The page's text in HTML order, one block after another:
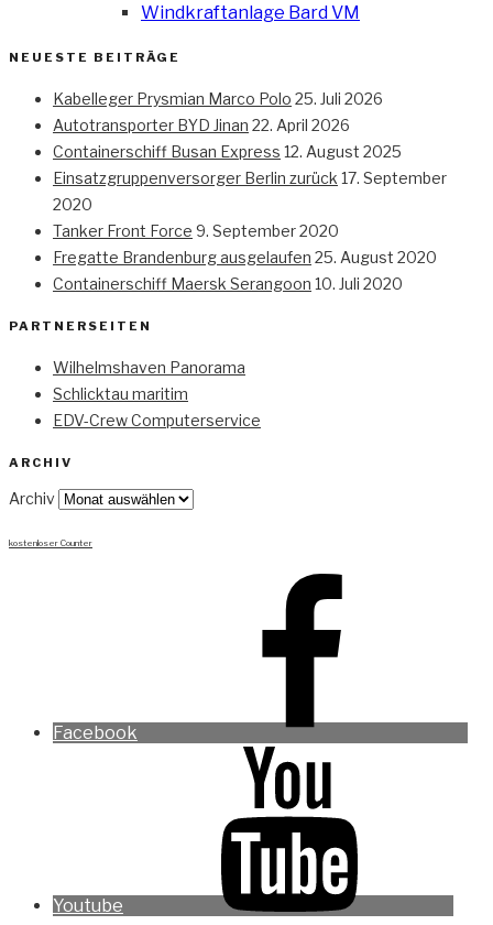
Windkraftanlage Bard VM
NEUESTE BEITRÄGE
Kabelleger Prysmian Marco Polo 25. Juli 2026
Autotransporter BYD Jinan 22. April 2026
Containerschiff Busan Express 12. August 2025
Einsatzgruppenversorger Berlin zurück 17. September
2020
Tanker Front Force 9. September 2020
Fregatte Brandenburg ausgelaufen 25. August 2020
Containerschiff Maersk Serangoon 10. Juli 2020
PARTNERSEITEN
Wilhelmshaven Panorama
Schlicktau maritim
EDV-Crew Computerservice
ARCHIV
Archiv
kostenloser Counter
Facebook
Youtube